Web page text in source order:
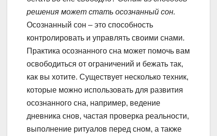
решения может стать осознанный сон.
Осознанный сон – это способность
контролировать и управлять своими снами.
Практика осознанного сна может помочь вам
освободиться от ограничений и бежать так,
как вы хотите. Существует несколько техник,
которые можно использовать для развития
осознанного сна, например, ведение
дневника снов, частая проверка реальности,
выполнение ритуалов перед сном, а также